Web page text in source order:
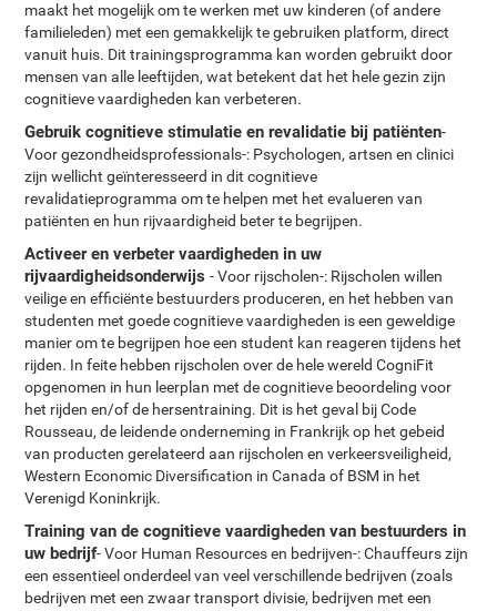
maakt het mogelijk om te werken met uw kinderen (of andere
familieleden) met een gemakkelijk te gebruiken platform, direct
vanuit huis. Dit trainingsprogramma kan worden gebruikt door
mensen van alle leeftijden, wat betekent dat het hele gezin zijn
cognitieve vaardigheden kan verbeteren.
Gebruik cognitieve stimulatie en revalidatie bij patiënten-
Voor gezondheidsprofessionals-: Psychologen, artsen en clinici
zijn wellicht geïnteresseerd in dit cognitieve
revalidatieprogramma om te helpen met het evalueren van
patiënten en hun rijvaardigheid beter te begrijpen.
Activeer en verbeter vaardigheden in uw
rijvaardigheidsonderwijs- Voor rijscholen-: Rijscholen willen
veilige en efficiënte bestuurders produceren, en het hebben van
studenten met goede cognitieve vaardigheden is een geweldige
manier om te begrijpen hoe een student kan reageren tijdens het
rijden. In feite hebben rijscholen over de hele wereld CogniFit
opgenomen in hun leerplan met de cognitieve beoordeling voor
het rijden en/of de hersentraining. Dit is het geval bij Code
Rousseau, de leidende onderneming in Frankrijk op het gebeid
van producten gerelateerd aan rijscholen en verkeersveiligheid,
Western Economic Diversification in Canada of BSM in het
Verenigd Koninkrijk.
Training van de cognitieve vaardigheden van bestuurders in
uw bedrijf- Voor Human Resources en bedrijven-: Chauffeurs zijn
een essentieel onderdeel van veel verschillende bedrijven (zoals
bedrijven met een zwaar transport divisie, bedrijven met een